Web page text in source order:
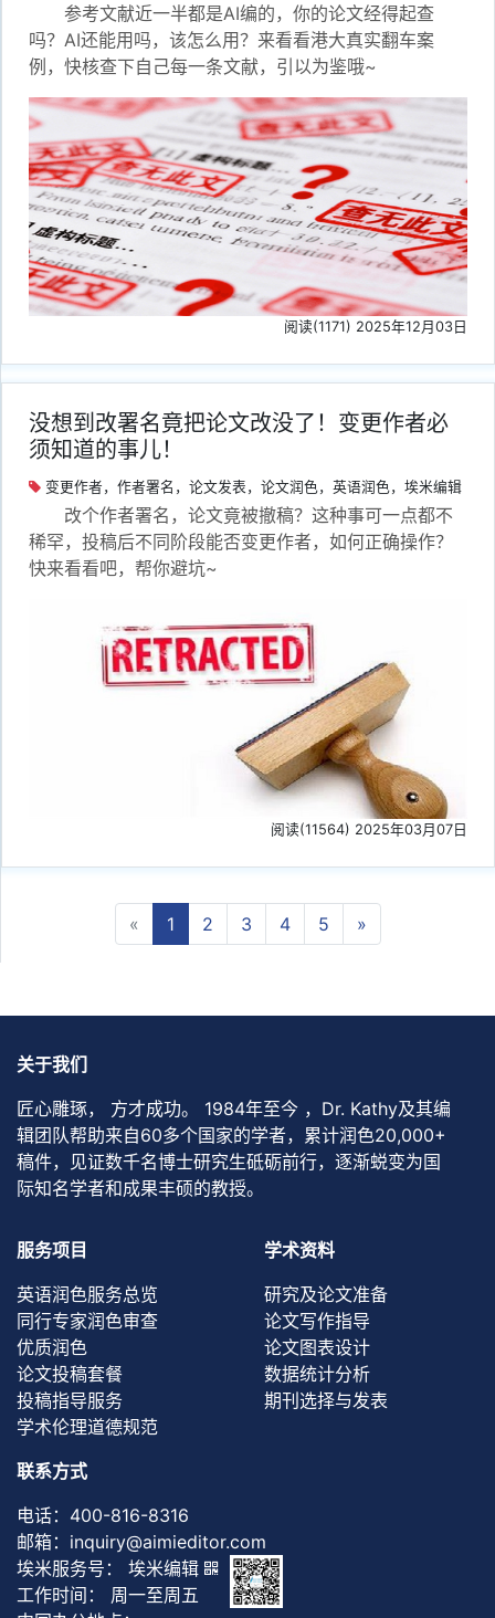
参考文献近一半都是AI编的，你的论文经得起查
吗？AI还能用吗，该怎么用？来看看港大真实翻车案
例，快核查下自己每一条文献，引以为鉴哦~
阅读(1171) 2025年12月03日
没想到改署名竟把论文改没了！变更作者必
须知道的事儿！
变更作者，作者署名，论文发表，论文润色，英语润色，埃米编辑
改个作者署名，论文竟被撤稿？这种事可一点都不
稀罕，投稿后不同阶段能否变更作者，如何正确操作？
快来看看吧，帮你避坑~
阅读(11564) 2025年03月07日
« Previous
1 2 3 4 5 »
关于我们
匠心雕琢， 方才成功。 1984年至今 ，Dr. Kathy及其编
辑团队帮助来自60多个国家的学者，累计润色20,000+
稿件，见证数千名博士研究生砥砺前行，逐渐蜕变为国
际知名学者和成果丰硕的教授。
服务项目
英语润色服务总览
同行专家润色审查
优质润色
论文投稿套餐
投稿指导服务
学术伦理道德规范
学术资料
研究及论文准备
论文写作指导
论文图表设计
数据统计分析
期刊选择与发表
联系方式
电话： 400-816-8316
邮箱： inquiry@aimieditor.com
埃米服务号： 埃米编辑
工作时间： 周一至周五